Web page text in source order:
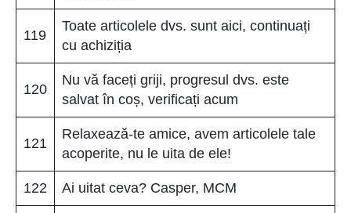
119
Toate articolele dvs. sunt aici, continuați
cu achiziția
120
Nu vă faceți griji, progresul dvs. este
salvat în coș, verificați acum
121
Relaxează-te amice, avem articolele tale
acoperite, nu le uita de ele!
122 Ai uitat ceva? Casper, MCM